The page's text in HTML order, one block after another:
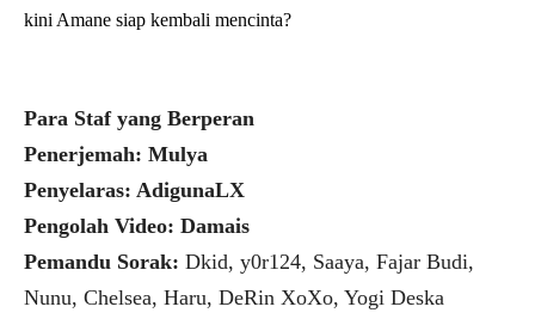
kini Amane siap kembali mencinta?
Para Staf yang Berperan
Penerjemah: Mulya
Penyelaras: AdigunaLX
Pengolah Video: Damais
Pemandu Sorak: Dkid, y0r124, Saaya, Fajar Budi,
Nunu, Chelsea, Haru, DeRin XoXo, Yogi Deska